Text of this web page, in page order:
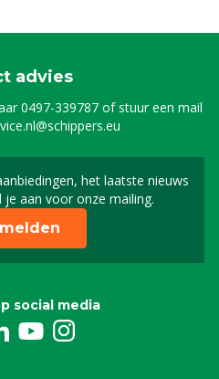
advies
0497-339787of stuur een mail
het laatste nieuws
aan voor onze mailing.
Schrijf je in voor onze
social media